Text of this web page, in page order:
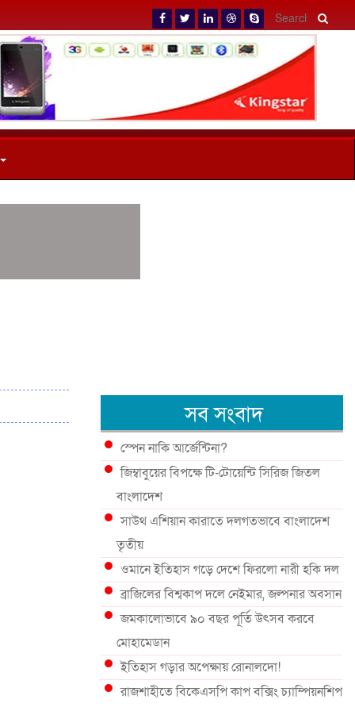
সব সংবাদ
স্পেন নাকি আর্জেন্টিনা?
জিম্বাবুয়ের বিপক্ষে টি-টোয়েন্টি সিরিজ জিতল
বাংলাদেশ
সাউথ এশিয়ান কারাতে দলগতভাবে বাংলাদেশ
তৃতীয়
ওমানে ইতিহাস গড়ে দেশে ফিরলো নারী হকি দল
ব্রাজিলের বিশ্বকাপ দলে নেইমার, জল্পনার অবসান
জমকালোভাবে ৯০ বছর পূর্তি উৎসব করবে
মোহামেডান
ইতিহাস গড়ার অপেক্ষায় রোনালদো!
রাজশাহীতে বিকেএসপি কাপ বক্সিং চ্যাম্পিয়নশিপ